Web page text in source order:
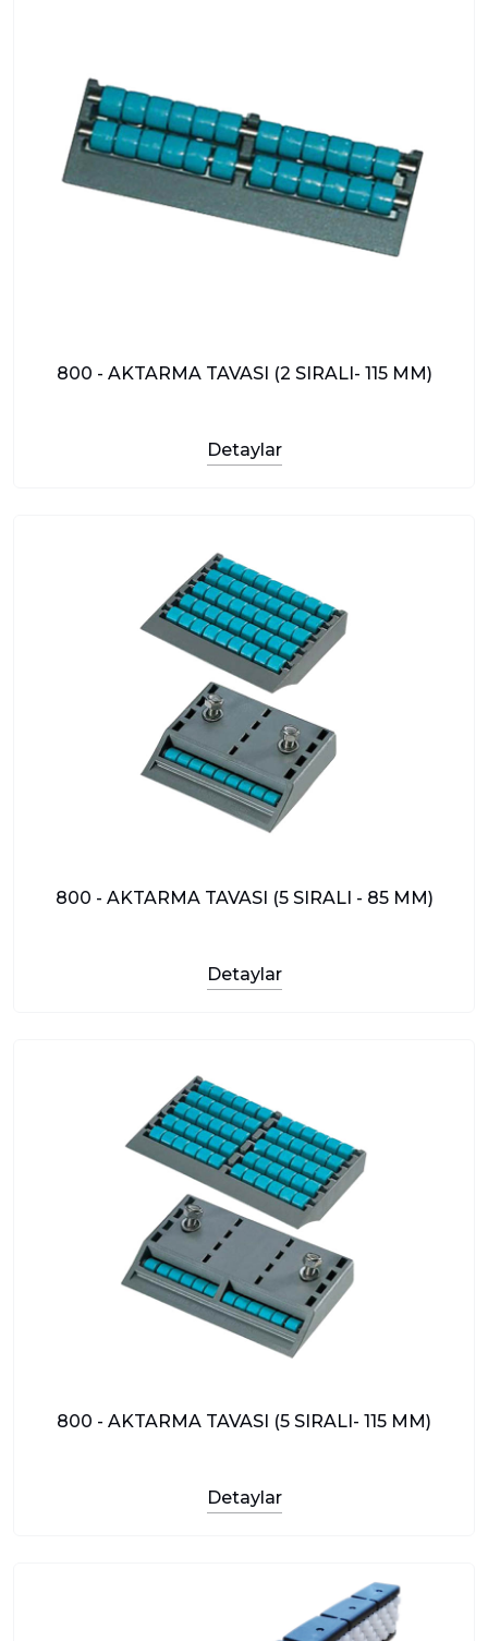
800 - AKTARMA TAVASI (2 SIRALI- 115 MM)
Detaylar
800 - AKTARMA TAVASI (5 SIRALI - 85 MM)
Detaylar
800 - AKTARMA TAVASI (5 SIRALI- 115 MM)
Detaylar